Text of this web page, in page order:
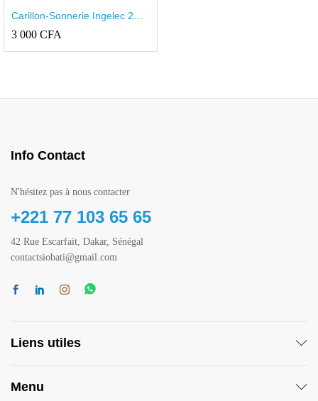
Carillon-Sonnerie Ingelec 2T
REF 6320
3 000 CFA
Info Contact
N'hésitez pas à nous contacter
+221 77 103 65 65
42 Rue Escarfait, Dakar, Sénégal
contactsiobati@gmail.com
Liens utiles
Menu